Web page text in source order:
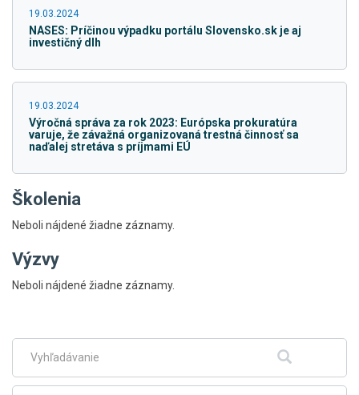
19.03.2024
​NASES: Príčinou výpadku portálu Slovensko.sk je aj
investičný dlh
19.03.2024
Výročná správa za rok 2023: Európska prokuratúra
varuje, že závažná organizovaná trestná činnosť sa
naďalej stretáva s príjmami EÚ
Školenia
Neboli nájdené žiadne záznamy.
Výzvy
Neboli nájdené žiadne záznamy.
menu
Fulltextové
Hľadať